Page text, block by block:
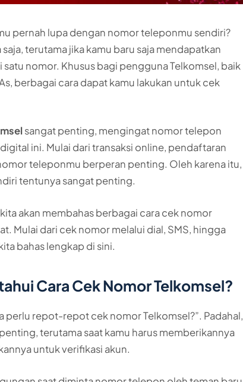
pernah lupa dengan nomor teleponmu sendiri?
terutama jika kamu baru saja mendapatkan
nomor. Khusus bagi pengguna Telkomsel, baik
berbagai cara dapat kamu lakukan untuk cek
sangat penting, mengingat nomor telepon
ini. Mulai dari transaksi online, pendaftaran
teleponmu berperan penting. Oleh karena itu,
tentunya sangat penting.
akan membahas berbagai cara cek nomor
Mulai dari cek nomor melalui dial, SMS, hingga
bahas lengkap di sini.
Cara Cek Nomor Telkomsel?
perlu repot-repot cek nomor Telkomsel?”. Padahal,
terutama saat kamu harus memberikannya
untuk verifikasi akun.